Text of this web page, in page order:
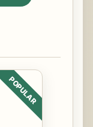
POPULAR